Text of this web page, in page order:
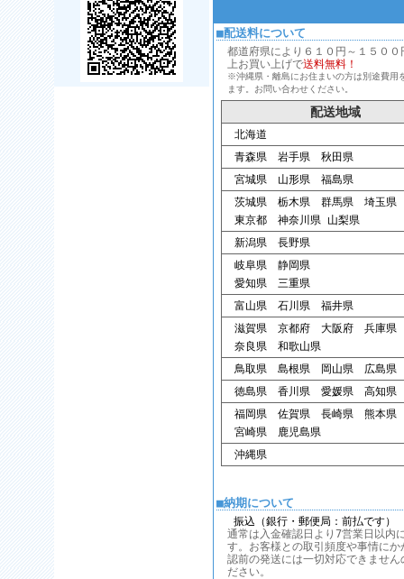
■配送料について
都道府県により６１０円～１５０
上お買い上げで送料無料！
※沖縄県・離島にお住まいの方は別途費用
ます。お問い合わせください。
配送地域
北海道
青森県 岩手県 秋田県
宮城県 山形県 福島県
茨城県 栃木県 群馬県 埼玉県
東京都 神奈川県 山梨県
新潟県 長野県
岐阜県 静岡県
愛知県 三重県
富山県 石川県 福井県
滋賀県 京都府 大阪府 兵庫県
奈良県 和歌山県
鳥取県 島根県 岡山県 広島県
徳島県 香川県 愛媛県 高知県
福岡県 佐賀県 長崎県 熊本県
宮崎県 鹿児島県
沖縄県
■納期について
振込（銀行・郵便局：前払です）
通常は入金確認日より7営業日以内
す。お客様との取引頻度や事情に
認前の発送には一切対応できませ
ださい。